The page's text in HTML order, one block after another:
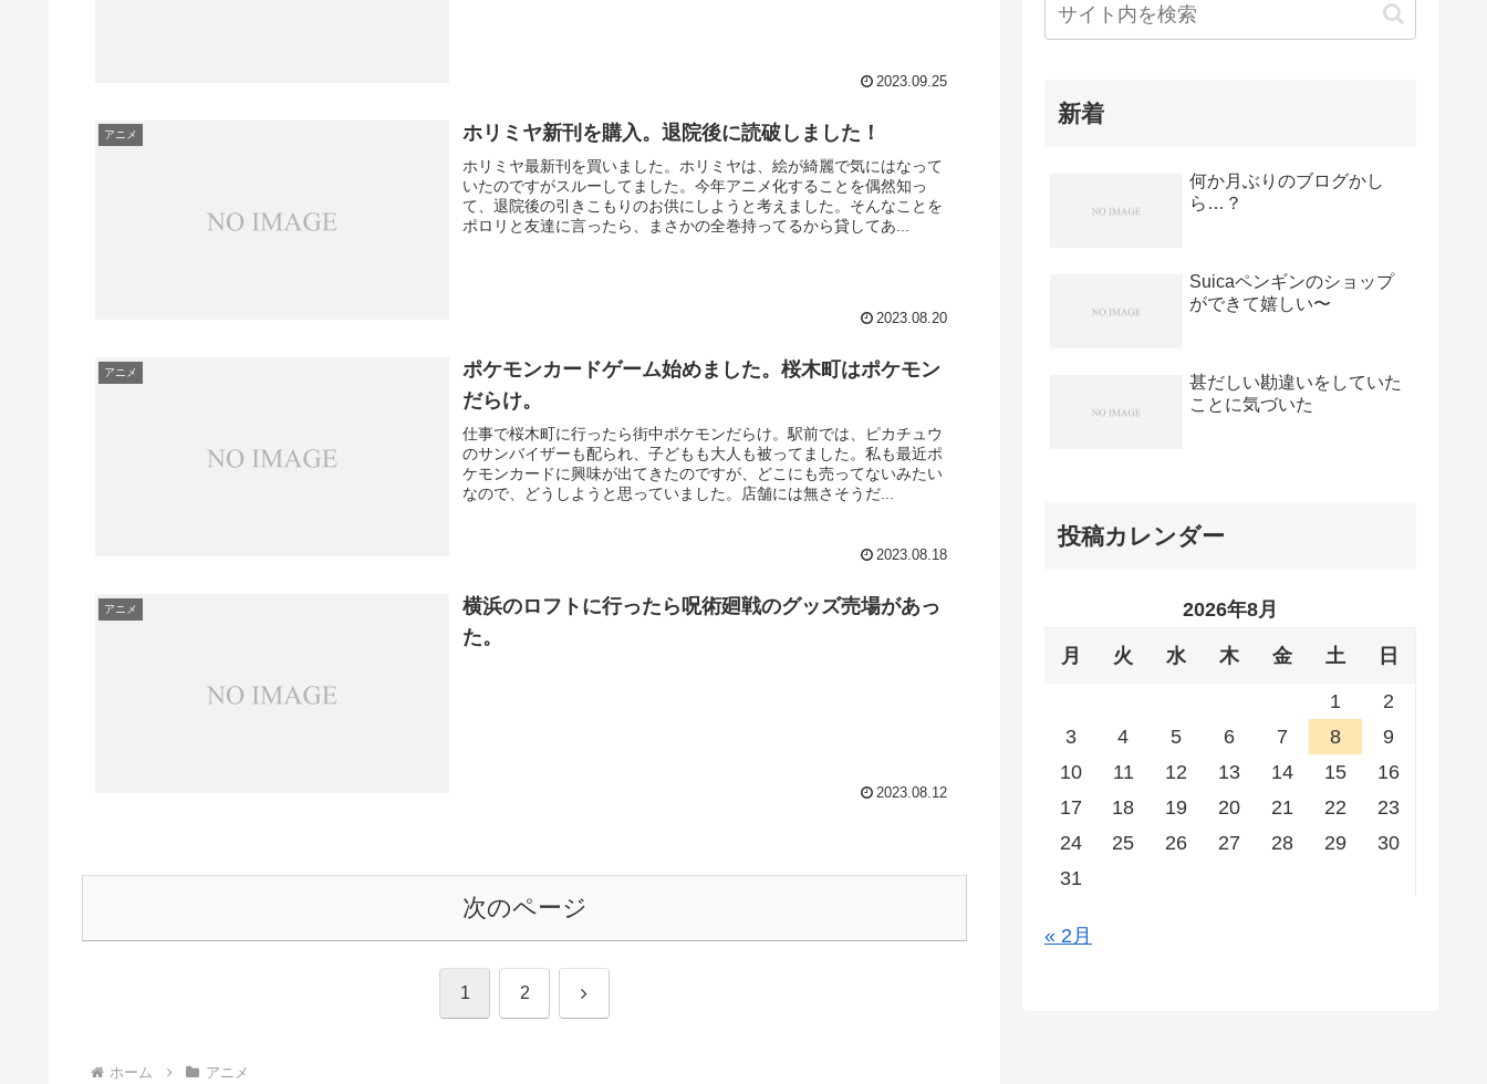
2023.09.25
アニメ ホリミヤ新刊を購入。退院後に読破しました！
ホリミヤ最新刊を買いました。ホリミヤは、絵が綺麗で気にはなって
いたのですがスルーしてました。今年アニメ化することを偶然知っ
て、退院後の引きこもりのお供にしようと考えました。そんなことを
ポロリと友達に言ったら、まさかの全巻持ってるから貸してあ...
2023.08.20
アニメ
ポケモンカードゲーム始めました。桜木町はポケモン
だらけ。
仕事で桜木町に行ったら街中ポケモンだらけ。駅前では、ピカチュウ
のサンバイザーも配られ、子どもも大人も被ってました。私も最近ポ
ケモンカードに興味が出てきたのですが、どこにも売ってないみたい
なので、どうしようと思っていました。店舗には無さそうだ...
2023.08.18
アニメ
横浜のロフトに行ったら呪術廻戦のグッズ売場があっ
た。
2023.08.12
次のページ
1 2 次
ホーム アニメ
新着
何か月ぶりのブログかし
ら…？
Suicaペンギンのショップ
ができて嬉しい〜
甚だしい勘違いをしていた
ことに気づいた
投稿カレンダー
2026年8月
月 火 水 木 金 土 日
1
2
3
4 5 6 7 8
9
10
11 12 13 14 15
16
17
18 19 20 21 22
23
24
25 26 27 28 29
30
31
« 2月